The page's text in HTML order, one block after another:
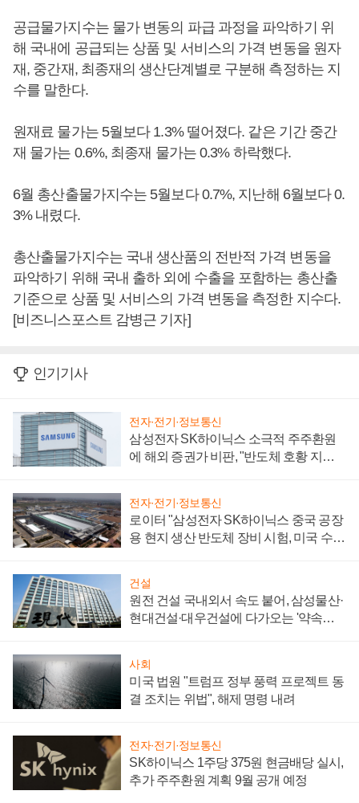
공급물가지수는 물가 변동의 파급 과정을 파악하기 위
해 국내에 공급되는 상품 및 서비스의 가격 변동을 원자
재, 중간재, 최종재의 생산단계별로 구분해 측정하는 지
수를 말한다.
원재료 물가는 5월보다 1.3% 떨어졌다. 같은 기간 중간
재 물가는 0.6%, 최종재 물가는 0.3% 하락했다.
6월 총산출물가지수는 5월보다 0.7%, 지난해 6월보다 0.
3% 내렸다.
총산출물가지수는 국내 생산품의 전반적 가격 변동을
파악하기 위해 국내 출하 외에 수출을 포함하는 총산출
기준으로 상품 및 서비스의 가격 변동을 측정한 지수다.
[비즈니스포스트 감병근 기자]
인기기사
전자·전기·정보통신
삼성전자 SK하이닉스 소극적 주주환원
에 해외 증권가 비판, "반도체 호황 지속
전자·전기·정보통신
로이터 "삼성전자 SK하이닉스 중국 공장
용 현지 생산 반도체 장비 시험, 미국 수출
건설
원전 건설 국내외서 속도 붙어, 삼성물산·
현대건설·대우건설에 다가오는 '약속의
사회
미국 법원 "트럼프 정부 풍력 프로젝트 동
결 조치는 위법", 해제 명령 내려
전자·전기·정보통신
SK하이닉스 1주당 375원 현금배당 실시,
추가 주주환원 계획 9월 공개 예정